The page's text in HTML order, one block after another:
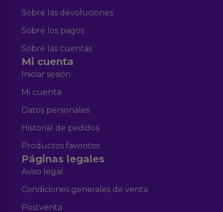
Sobre las devoluciones
Sobre los pagos
Sobre las cuentas
Mi cuenta
Iniciar sesión
Mi cuenta
Datos personales
Historial de pedidos
Productos favoritos
Páginas legales
Aviso legal
Condiciones generales de venta
Postventa